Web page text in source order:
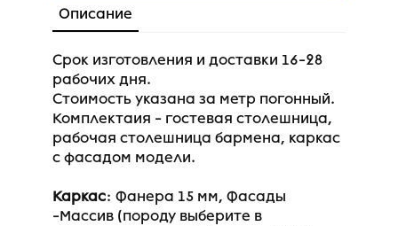
Описание
Срок изготовления и доставки 16-28
рабочих дня.
Стоимость указана за метр погонный.
Комплектаия - гостевая столешница,
рабочая столешница бармена, каркас
с фасадом модели.​
Каркас: Фанера 15 мм, Фасады
-Массив (породу выберите в